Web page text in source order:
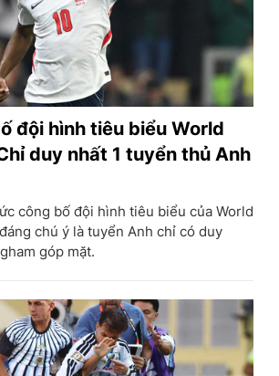
đội hình tiêu biểu World
duy nhất 1 tuyển thủ Anh
công bố đội hình tiêu biểu của World
chú ý là tuyển Anh chỉ có duy
góp mặt.